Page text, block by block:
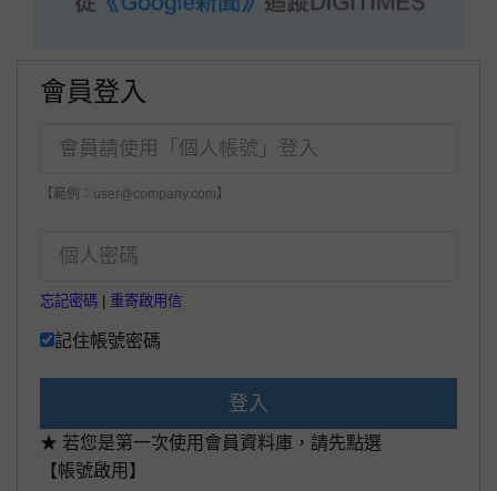
會員登入
【範例：user@company.com】
忘記密碼 重寄啟用信
記住帳號密碼
登入
★ 若您是第一次使用會員資料庫，請先點選
【帳號啟用】